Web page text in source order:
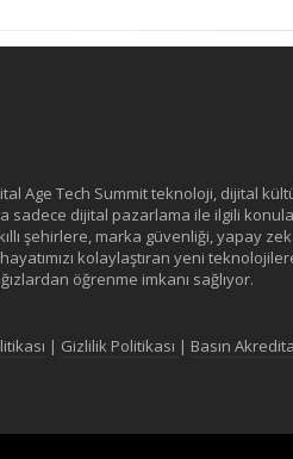
Age Tech Summit teknoloji, dijital
dijital pazarlama ile ilgili
şehirlere, marka güvenliği, yapay
kolaylaştıran yeni
öğrenme imkanı sağlıyor.
| Gizlilik Politikası | Basın